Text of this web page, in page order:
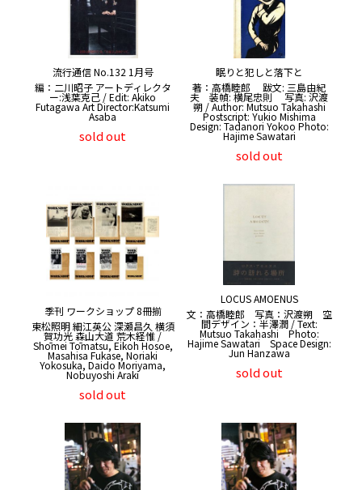
流行通信 No.132 1月号
編：二川昭子 アートディレクタ
ー:浅葉克己 / Edit: Akiko
Futagawa Art Director:Katsumi
Asaba
sold out
眠りと犯しと落下と
著：高橋睦郎 跋文: 三島由紀
夫 装幀: 横尾忠則 写真: 沢渡
朔 / Author: Mutsuo Takahashi
Postscript: Yukio Mishima
Design: Tadanori Yokoo Photo:
Hajime Sawatari
sold out
季刊 ワークショップ 8冊揃
東松照明 細江英公 深瀬昌久 横須
賀功光 森山大道 荒木経惟 /
Shōmei Tōmatsu, Eikoh Hosoe,
Masahisa Fukase, Noriaki
Yokosuka, Daido Moriyama,
Nobuyoshi Araki
sold out
LOCUS AMOENUS
文：高橋睦郎 写真：沢渡朔 空
間デザイン：半澤潤 / Text:
Mutsuo Takahashi Photo:
Hajime Sawatari Space Design:
Jun Hanzawa
sold out